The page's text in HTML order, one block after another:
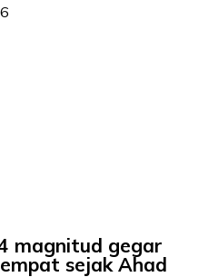
magnitud gegar
sejak Ahad